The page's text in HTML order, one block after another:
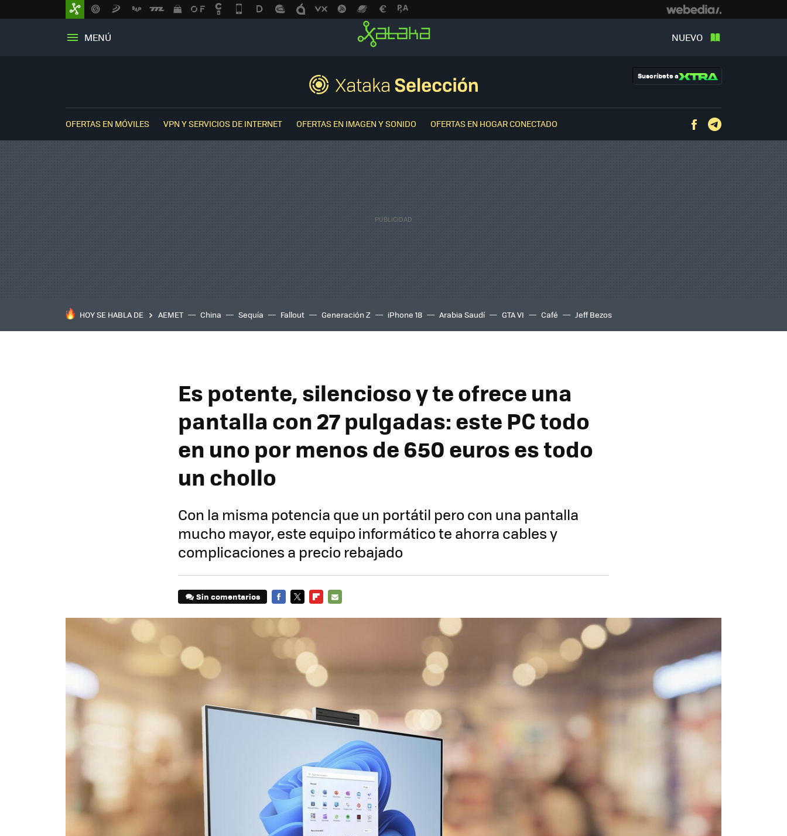
MENÚ NUEVO
Suscríbete a
OFERTAS EN MÓVILES VPN Y SERVICIOS DE INTERNET OFERTAS EN IMAGEN Y SONIDO OFERTAS EN HOGAR CONECTADO Facebook
HOY SE HABLA DE AEMET China Sequía Fallout Generación Z iPhone 18 Arabia Saudí GTA VI Café Jeff Bezos
Es potente, silencioso y te ofrece una
pantalla con 27 pulgadas: este PC todo
en uno por menos de 650 euros es todo
un chollo
Con la misma potencia que un portátil pero con una pantalla
mucho mayor, este equipo informático te ahorra cables y
complicaciones a precio rebajado
Sin comentarios